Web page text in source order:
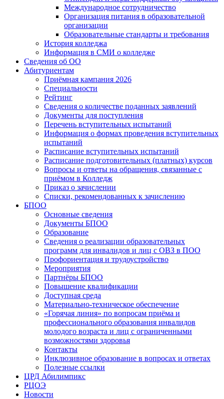
Международное сотрудничество
Организация питания в образовательной
организации
Образовательные стандарты и требования
История колледжа
Информация в СМИ о колледже
Сведения об ОО
Абитуриентам
Приёмная кампания 2026
Специальности
Рейтинг
Сведения о количестве поданных заявлений
Документы для поступления
Перечень вступительных испытаний
Информация о формах проведения вступительных
испытаний
Расписание вступительных испытаний
Расписание подготовительных (платных) курсов
Вопросы и ответы на обращения, связанные с
приёмом в Колледж
Приказ о зачислении
Списки, рекомендованных к зачислению
БПОО
Основные сведения
Документы БПОО
Образование
Сведения о реализации образовательных
программ для инвалидов и лиц с ОВЗ в ПОО
Профориентация и трудоустройство
Мероприятия
Партнёры БПОО
Повышение квалификации
Доступная среда
Материально-техническое обеспечение
«Горячая линия» по вопросам приёма и
профессионального образования инвалидов
молодого возраста и лиц с ограниченными
возможностями здоровья
Контакты
Инклюзивное образование в вопросах и ответах
Полезные ссылки
ЦРД Абилимпикс
РЦОЭ
Новости